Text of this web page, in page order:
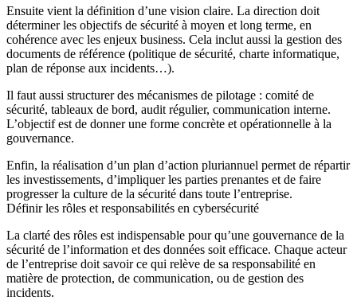
Ensuite vient la définition d’une vision claire. La direction doit
déterminer les objectifs de sécurité à moyen et long terme, en
cohérence avec les enjeux business. Cela inclut aussi la gestion des
documents de référence (politique de sécurité, charte informatique,
plan de réponse aux incidents…).
Il faut aussi structurer des mécanismes de pilotage : comité de
sécurité, tableaux de bord, audit régulier, communication interne.
L’objectif est de donner une forme concrète et opérationnelle à la
gouvernance.
Enfin, la réalisation d’un plan d’action pluriannuel permet de répartir
les investissements, d’impliquer les parties prenantes et de faire
progresser la culture de la sécurité dans toute l’entreprise.
Définir les rôles et responsabilités en cybersécurité
La clarté des rôles est indispensable pour qu’une gouvernance de la
sécurité de l’information et des données soit efficace. Chaque acteur
de l’entreprise doit savoir ce qui relève de sa responsabilité en
matière de protection, de communication, ou de gestion des
incidents.